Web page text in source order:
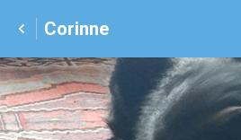
Corinne